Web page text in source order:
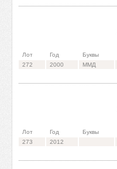
Лот Год Буквы
272
2000 ММД
Лот Год Буквы
273
2012